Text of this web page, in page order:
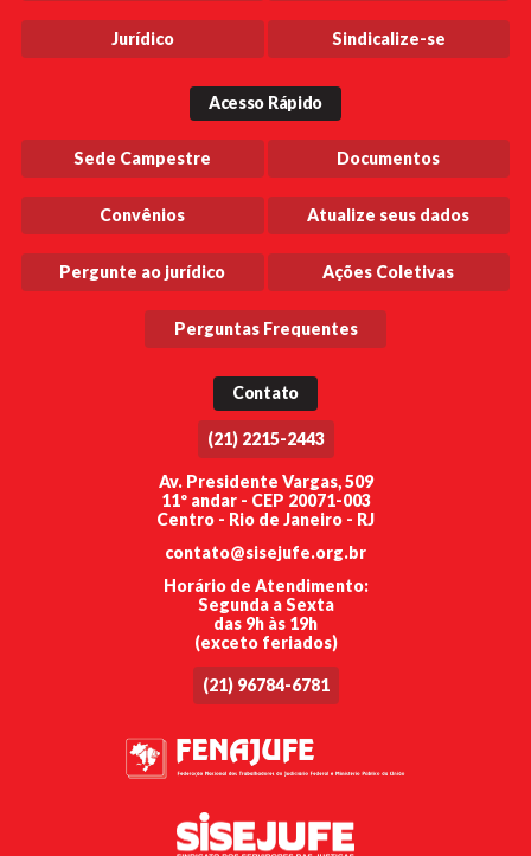
Jurídico Sindicalize-se
Acesso Rápido
Sede Campestre Documentos
Convênios Atualize seus dados
Pergunte ao jurídico Ações Coletivas
Perguntas Frequentes
Contato
(21) 2215-2443
Av. Presidente Vargas, 509
11º andar - CEP 20071-003
Centro - Rio de Janeiro - RJ
contato@sisejufe.org.br
Horário de Atendimento:
Segunda a Sexta
das 9h às 19h
(exceto feriados)
(21) 96784-6781